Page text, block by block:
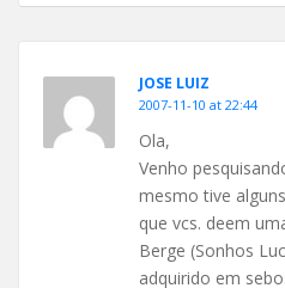
JOSE LUIZ
2007-11-10 at 22:44
Ola,
Venho
mesmo tive
que vcs. deem
Berge (Sonhos
adquirido em